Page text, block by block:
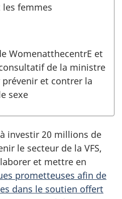
femmes
WomenatthecentrE et
de la ministre
et contrer la
sexe
investir 20 millions de
le secteur de la VFS,
et mettre en
prometteuses afin de
dans le soutien offert